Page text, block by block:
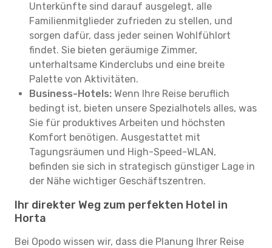
Unterkünfte sind darauf ausgelegt, alle
Familienmitglieder zufrieden zu stellen, und
sorgen dafür, dass jeder seinen Wohlfühlort
findet. Sie bieten geräumige Zimmer,
unterhaltsame Kinderclubs und eine breite
Palette von Aktivitäten.
Business-Hotels: Wenn Ihre Reise beruflich
bedingt ist, bieten unsere Spezialhotels alles, was
Sie für produktives Arbeiten und höchsten
Komfort benötigen. Ausgestattet mit
Tagungsräumen und High-Speed-WLAN,
befinden sie sich in strategisch günstiger Lage in
der Nähe wichtiger Geschäftszentren.
Ihr direkter Weg zum perfekten Hotel in
Horta
Bei Opodo wissen wir, dass die Planung Ihrer Reise